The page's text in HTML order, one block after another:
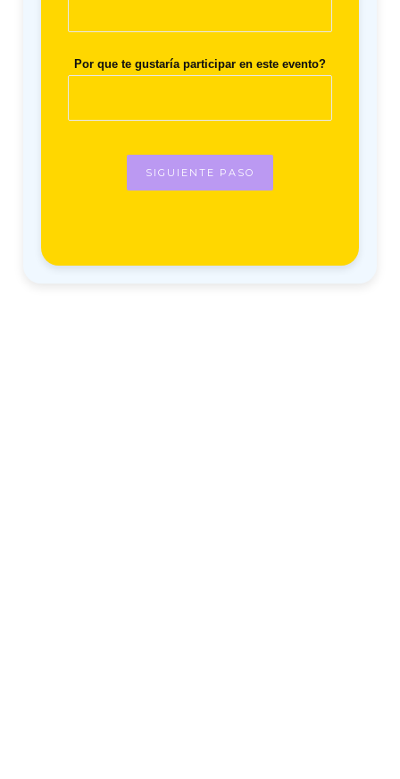
Por que te gustaría participar en este evento?